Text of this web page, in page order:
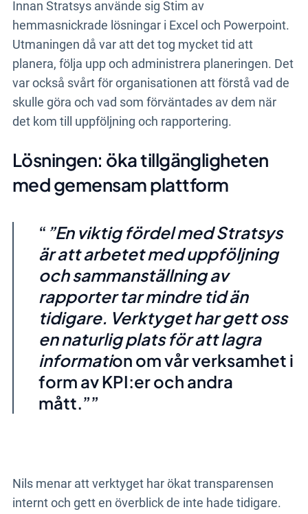
Innan Stratsys använde sig Stim av
hemmasnickrade lösningar i Excel och Powerpoint.
Utmaningen då var att det tog mycket tid att
planera, följa upp och administrera planeringen. Det
var också svårt för organisationen att förstå vad de
skulle göra och vad som förväntades av dem när
det kom till uppföljning och rapportering.
Lösningen: öka tillgängligheten
med gemensam plattform
”En viktig fördel med Stratsys
är att arbetet med uppföljning
och sammanställning av
rapporter tar mindre tid än
tidigare. Verktyget har gett oss
en naturlig plats för att lagra
information om vår verksamhet i
form av KPI:er och andra
mått.”
Nils menar att verktyget har ökat transparensen
internt och gett en överblick de inte hade tidigare.